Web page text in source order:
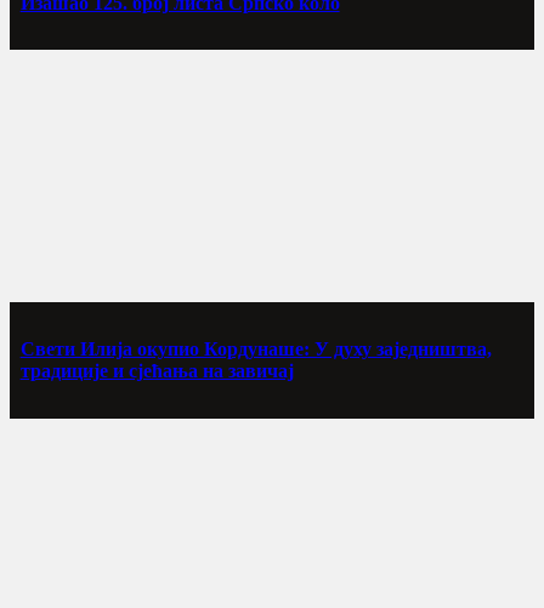
Свети Илија окупио Кордунаше: У духу заједништва,
традиције и сјећања на завичај